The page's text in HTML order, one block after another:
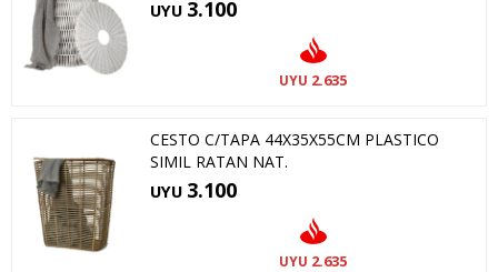
UYU 3.100
UYU 2.635
CESTO C/TAPA 44X35X55CM PLASTICO
SIMIL RATAN NAT.
UYU 3.100
UYU 2.635